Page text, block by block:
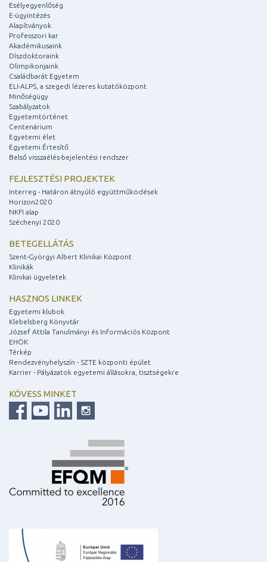
Esélyegyenlőség
E-ügyintézés
Alapítványok
Professzori kar
Akadémikusaink
Díszdoktoraink
Olimpikonjaink
Családbarát Egyetem
ELI-ALPS, a szegedi lézeres kutatóközpont
Minőségügy
Szabályzatok
Egyetemtörténet
Centenárium
Egyetemi élet
Egyetemi Értesítő
Belső visszaélés-bejelentési rendszer
FEJLESZTÉSI PROJEKTEK
Interreg - Határon átnyúló együttműködések
Horizon2020
NKFI alap
Széchenyi 2020
BETEGELLÁTÁS
Szent-Györgyi Albert Klinikai Központ
Klinikák
Klinikai ügyeletek
HASZNOS LINKEK
Egyetemi klubok
Klebelsberg Könyvtár
József Attila Tanulmányi és Információs Központ
EHÖK
Térkép
Rendezvényhelyszín - SZTE központi épület
Karrier - Pályázatok egyetemi állásokra, tisztségekre
KÖVESS MINKET